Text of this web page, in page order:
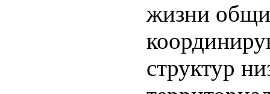
жизни
структур